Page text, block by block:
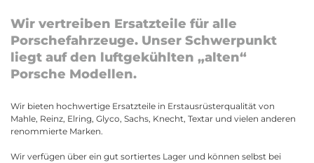
Wir vertreiben Ersatzteile für alle
Porschefahrzeuge. Unser Schwerpunkt
liegt auf den luftgekühlten „alten“
Porsche Modellen.
Wir bieten hochwertige Ersatzteile in Erstausrüsterqualität von
Mahle, Reinz, Elring, Glyco, Sachs, Knecht, Textar und vielen anderen
renommierte Marken.
Wir verfügen über ein gut sortiertes Lager und können selbst bei